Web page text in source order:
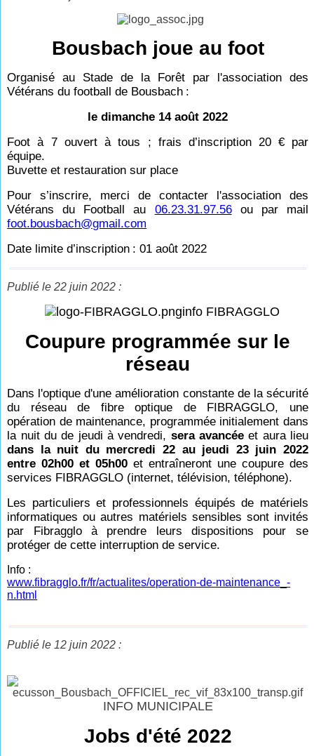
Bousbach joue au foot
Organisé au Stade de la Forêt par l'association des
Vétérans du football de Bousbach :
le dimanche 14 août 2022
Foot à 7 ouvert à tous ; frais d’inscription 20 € par
équipe.
Buvette et restauration sur place
Pour s’inscrire, merci de contacter l'association des
Vétérans du Football au 06.23.31.97.56ou par mail
foot.bousbach@gmail.com
Date limite d’inscription : 01 août 2022
Publié le 22 juin 2022 :
info FIBRAGGLO
Coupure programmée sur le
réseau
Dans l'optique d'une amélioration constante de la sécurité
du réseau de fibre optique de FIBRAGGLO, une
opération de maintenance, programmée initialement dans
la nuit du de jeudi à vendredi, sera avancéeet aura lieu
dans la nuit du mercredi 22 au jeudi 23 juin 2022
entre 02h00 et 05h00 et entraîneront une coupure des
services FIBRAGGLO (internet, télévision, téléphone).
Les particuliers et professionnels équipés de matériels
informatiques ou autres matériels sensibles sont invités
par Fibragglo à prendre leurs dispositions pour se
protéger de cette interruption de service.
Info :
www.fibragglo.fr/fr/actualites/operation-de-maintenance_-
n.html
Publié le 12 juin 2022 :
INFO MUNICIPALE
Jobs d'été 2022